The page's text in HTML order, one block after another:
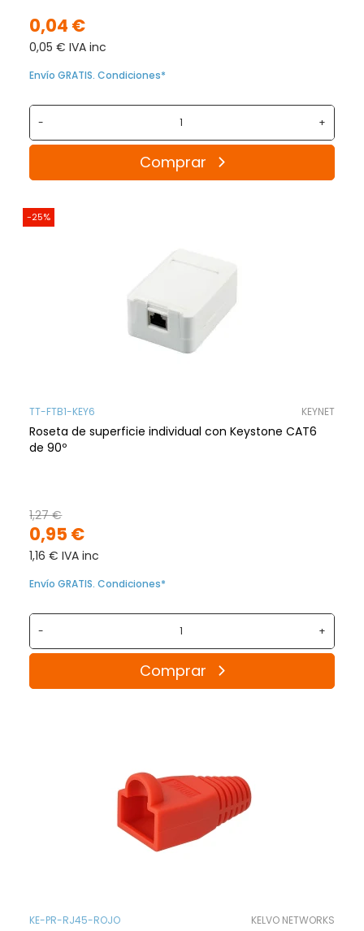
0,04 €
0,05 € IVA inc
Envío GRATIS. Condiciones*
- +
Comprar
-25%
TT-FTB1-KEY6 KEYNET
Roseta de superficie individual con Keystone CAT6
de 90º
0,95 €
1,27 €
1,16 € IVA inc
Envío GRATIS. Condiciones*
- +
Comprar
KE-PR-RJ45-ROJO KELVO NETWORKS